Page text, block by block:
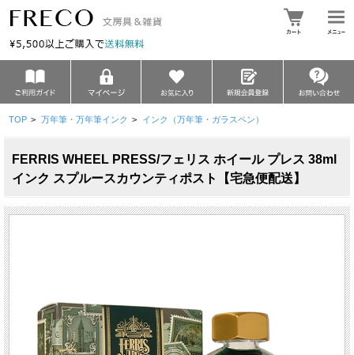
TOP > 万年筆・万年筆インク > インク（万年筆・ガラスペン）
FERRIS WHEEL PRESS/フェリス ホイール プレス 38ml
インク スプルースカウンティポスト【宅急便配送】